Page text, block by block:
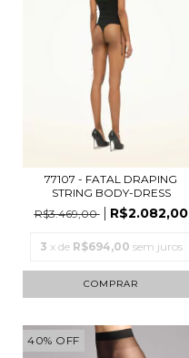
77107 - FATAL DRAPING
STRING BODY-DRESS
R$3.469,00
R$2.082,00
3 x de R$694,00 sem juros
COMPRAR
40% OFF